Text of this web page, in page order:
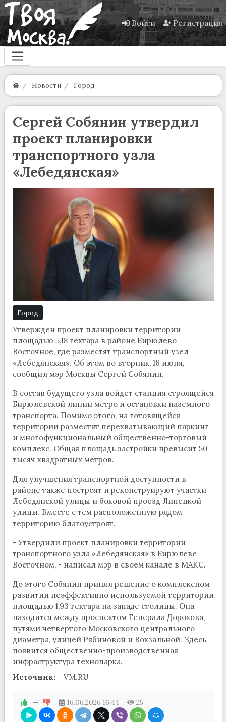
Войти Регистрация
Новости Город
Сергей Собянин утвердил
проект планировки
транспортного узла
«Лебедянская»
Город
Утвержден проект планировки территории
площадью 5,18 гектара в районе Бирюлево
Восточное, где разместят транспортный узел
«Лебедянская». Об этом во вторник, 16 июня,
сообщил мэр Москвы Сергей Собянин.
В состав будущего узла войдет станция строящейся
Бирюлевской линии метро и остановки наземного
транспорта. Помимо этого, на готовящейся
территории разместят перехватывающий паркинг
и многофункциональный общественно-торговый
комплекс. Общая площадь застройки превысит 50
тысяч квадратных метров.
Для улучшения транспортной доступности в
районе также построят и реконструируют участки
Лебедянской улицы и боковой проезд Липецкой
улицы. Вместе с тем расположенную рядом
территорию благоустроят.
- Утвердили проект планировки территории
транспортного узла «Лебедянская» в Бирюлеве
Восточном, - написал мэр в своем канале в МАКС.
До этого Собянин принял решение о комплексном
развитии неэффективно используемой территории
площадью 1,93 гектара на западе столицы. Она
находится между проспектом Генерала Дорохова,
путями четвертого Московского центрального
диаметра, улицей Рябиновой и Вокзальной. Здесь
появится общественно-производственная
инфраструктура технопарка.
Источник:
VM.RU
— 16.06.2026 16:44 25